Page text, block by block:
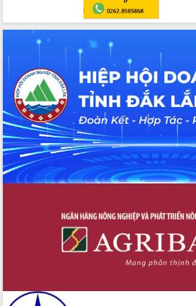
Hội nghị Báo cáo viên Trung ương
tháng 01/2026
Phó Thủ tướng Hồ Quốc Dũng đánh giá
cao kết quả Chiến dịch Quang Trung
tại Đắk Lắk
Hội nghị Ban Chấp hành Đảng bộ tỉnh
Đắk Lắk lần thứ 2 (mở rộng)
Tập trung giải phóng mặt bằng, đẩy
nhanh tiến độ Tuyến đường bộ ven
biển
Gỡ khó, khởi công xây dựng, sửa chữa
UBND tỉnh Đắk Lắk tổng kết công tác
quốc phòng, quân sự địa phương năm
Tập trung triển khai quyết liệt, đồng bộ
các nhiệm vụ đề ra năm 2025